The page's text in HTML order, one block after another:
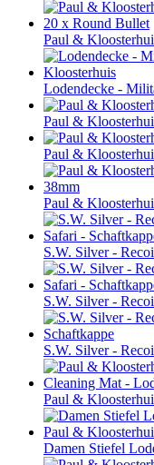
Paul &
Lodendecke -
Paul &
Paul &
Paul &
S.W. Silver -
S.W. Silver -
S.W. Silver -
Paul &
Damen Stiefel